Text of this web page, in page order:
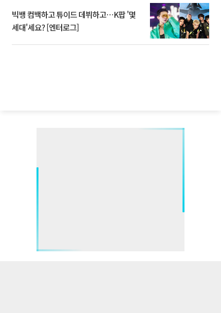
빅뱅 컴백하고 튜이드 데뷔하고⋯K팝 '몇
세대'세요? [엔터로그]